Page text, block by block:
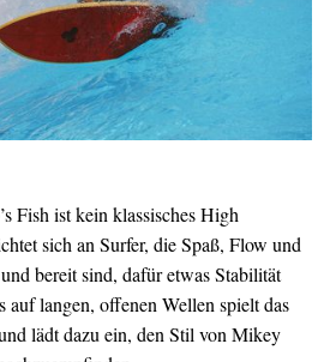
Fish ist kein klassisches High
sich an Surfer, die Spaß, Flow und
bereit sind, dafür etwas Stabilität
auf langen, offenen Wellen spielt das
lädt dazu ein, den Stil von Mikey